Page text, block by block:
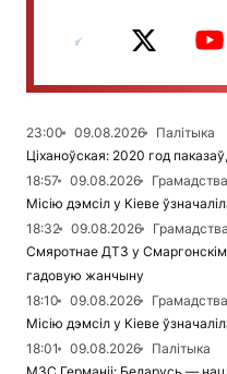
23:00 09.08.2026
Палітыка
Ціханоўская: 2020 год
18:57
09.08.2026
Місію дэмсіл у Кіеве
18:32
09.08.2026
Грамадства
Смяротнае ДТЗ у
гадовую жанчыну
18:10
09.08.2026
Місію дэмсіл у Кіеве
18:01
09.08.2026
Палітыка